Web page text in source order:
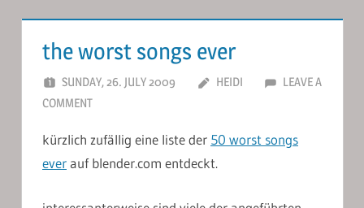
the worst songs ever
SUNDAY, 26. JULY 2009 HEIDI
LEAVE A
COMMENT
kürzlich zufällig eine liste der 50 worst songs
everauf blender.com entdeckt.